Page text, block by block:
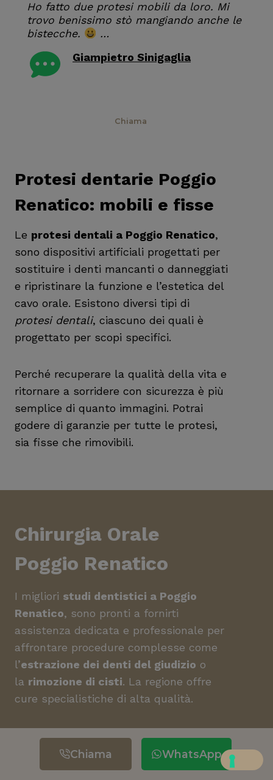
Ho fatto due protesi mobili da loro. Mi
trovo benissimo stò mangiando anche le
bistecche.
…
Giampietro Sinigaglia
Chiama
Protesi dentarie Poggio
Renatico: mobili e fisse
Le protesi dentali a Poggio Renatico,
sono dispositivi artificiali progettati per
sostituire i denti mancanti o danneggiati
e ripristinare la funzione e l’estetica del
cavo orale. Esistono diversi tipi di
protesi dentali, ciascuno dei quali è
progettato per scopi specifici.
Perché recuperare la qualità della vita e
ritornare a sorridere con sicurezza è più
semplice di quanto immagini. Potrai
godere di garanzie per tutte le protesi,
sia fisse che rimovibili.
Chirurgia Orale
Poggio Renatico
I migliori studi dentistici a Poggio
Renatico, sono pronti a fornirti
assistenza dedicata e professionale per
affrontare procedure complesse come
l’estrazione dei denti del giudizio o
la rimozione di cisti. La regione offre
cure specialistiche di alta qualità.
Estrazioni dentarie a Poggio
Renatico: L’estrazione di denti
danneggiati, inclusi denti del
Chiama WhatsApp